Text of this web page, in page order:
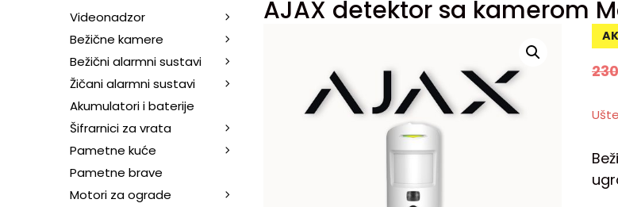
AJAX detektor sa kamerom
Videonadzor
Bežične kamere
Bežični alarmni sustavi
Žičani alarmni sustavi
Akumulatori i baterije
Šifrarnici za vrata
Pametne kuće
Pametne brave
Motori za ograde